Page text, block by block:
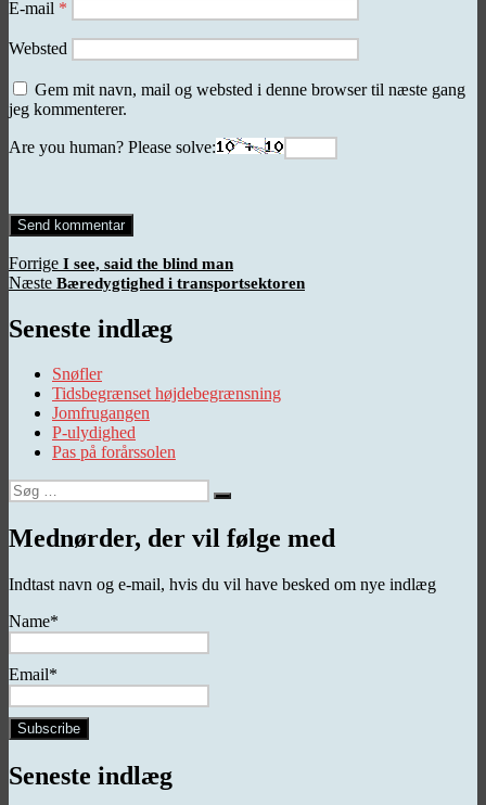
E-mail *
Websted
Gem mit navn, mail og websted i denne browser til næste gang
jeg kommenterer.
Are you human? Please solve:
Indlægsnavigation
Forrige Forrige
indlæg:
I see, said the blind man
Næste Næste
Bæredygtighed i transportsektoren
Seneste indlæg
Snøfler
Tidsbegrænset højdebegrænsning
Jomfrugangen
P-ulydighed
Pas på forårssolen
Søg
efter:
Søg
Mednørder, der vil følge med
Indtast navn og e-mail, hvis du vil have besked om nye indlæg
Name*
Email*
Seneste indlæg